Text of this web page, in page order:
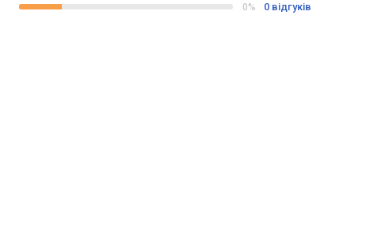
0% 0 відгуків